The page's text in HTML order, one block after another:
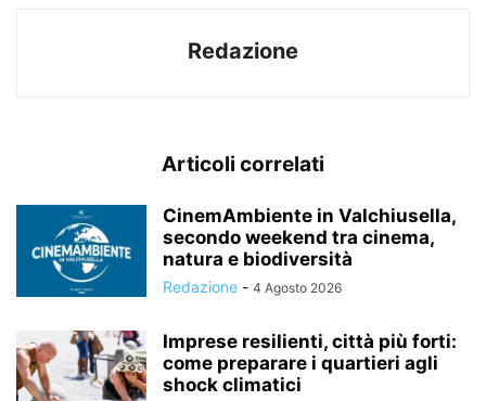
Redazione
Articoli correlati
CinemAmbiente in Valchiusella,
secondo weekend tra cinema,
natura e biodiversità
Redazione - 4 Agosto 2026
Imprese resilienti, città più forti:
come preparare i quartieri agli
shock climatici